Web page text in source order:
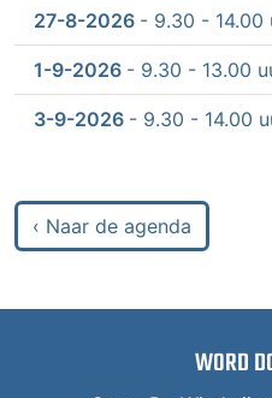
27-8-2026 - 9.30 - 14.00
1-9-2026 - 9.30 - 13.00
3-9-2026 - 9.30 - 14.00
‹ Naar de agenda
WORD